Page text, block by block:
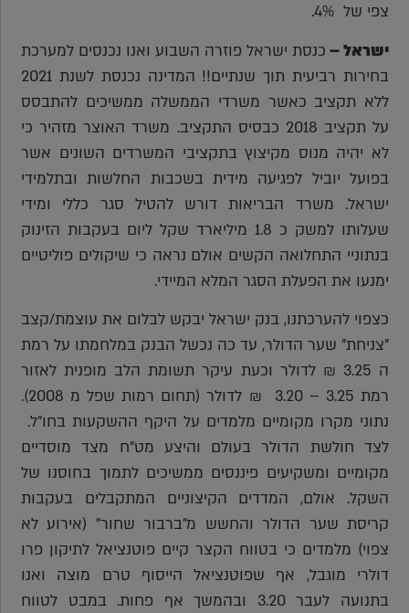
צפי של 4%.
ישראל – כנסת ישראל פוזרה השבוע ואנו נכנסים למערכת
בחירות רביעית תוך שנתיים!! המדינה נכנסת לשנת 2021
ללא תקציב כאשר משרדי הממשלה ממשיכים להתבסס
על תקציב 2018 כבסיס התקציב. משרד האוצר מזהיר כי
לא יהיה מנוס מקיצוץ בתקציבי המשרדים השונים אשר
בפועל יוביל לפגיעה מידית בשכבות החלשות ובתלמידי
ישראל. משרד הבריאות דורש להטיל סגר כללי ומידי
שעלותו למשק כ 1.8 מיליארד שקל ליום בעקבות הזינוק
בנתוניי התחלואה הקשים אולם נראה כי שיקולים פוליטיים
ימנעו את הפעלת הסגר המלא המיידי.
כצפוי להערכתנו, בנק ישראל יבקש לבלום את עוצמת/קצב
"צניחת" שער הדולר, עד כה נכשל הבנק במלחמתו על רמת
ה 3.25 ₪ לדולר וכעת עיקר תשומת הלב מופנית לאזור
רמת 3.25 – 3.20 ₪ לדולר (תחום רמות שפל מ 2008).
נתוני מקרו מקומיים מלמדים על היקף ההשקעות בחו"ל.
לצד חולשת הדולר בעולם והיצע מט"ח מצד מוסדיים
מקומיים ומשקיעים פיננסים ממשיכים לתמוך בחוסנו של
השקל. אולם, המדדים הקיצוניים המתקבלים בעקבות
קריסת שער הדולר והחשש מ"ברבור שחור" (אירוע לא
צפוי) מלמדים כי בטווח הקצר קיים פוטנציאל לתיקון פרו
דולרי מוגבל, אף שפוטנציאל הייסוף טרם מוצה ואנו
בתנועה לעבר 3.20 ובהמשך אף פחות. במבט לטווח